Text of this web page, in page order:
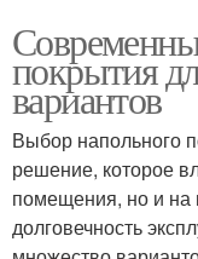
покрытия
вариантов
Выбор напольного
решение, которое
помещения, но и на
долговечность